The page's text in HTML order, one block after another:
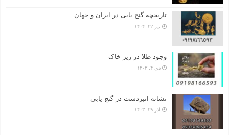
تاریخچه گنج‌ یابی در ایران و جهان
تیر ۲۲, ۱۴۰۴
وجود طلا در زیر خاک
دی ۴, ۱۴۰۳
نشانه انبردست در گنج یابی
آذر ۲۹, ۱۴۰۳